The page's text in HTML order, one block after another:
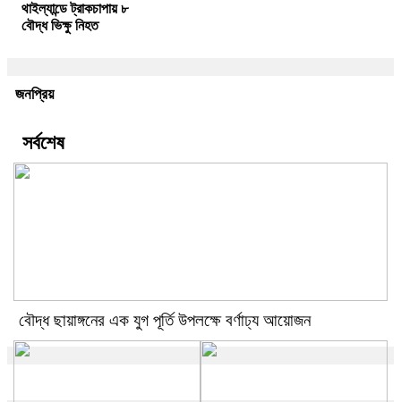
থাইল্যান্ডে ট্রাকচাপায় ৮
বৌদ্ধ ভিক্ষু নিহত
জনপ্রিয়
সর্বশেষ
বৌদ্ধ ছায়াঙ্গনের এক যুগ পূর্তি উপলক্ষে বর্ণাঢ্য আয়োজন